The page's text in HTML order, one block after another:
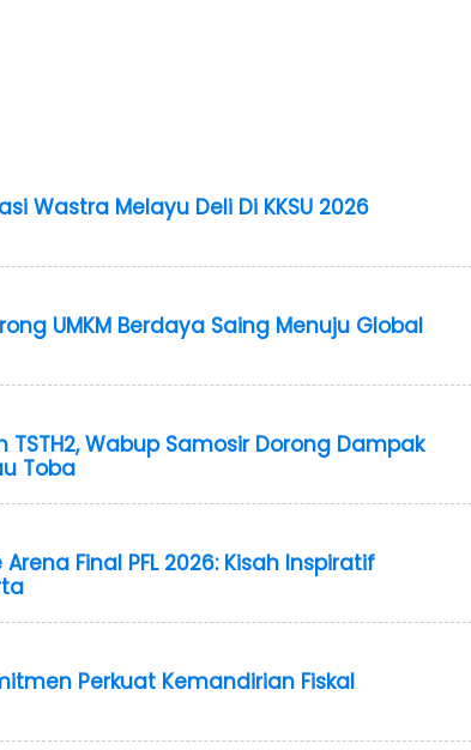
Wastra Melayu Deli Di KKSU 2026
UMKM Berdaya Saing Menuju Global
Wabup Samosir Dorong Dampak
Toba
Final PFL 2026: Kisah Inspiratif
Perkuat Kemandirian Fiskal